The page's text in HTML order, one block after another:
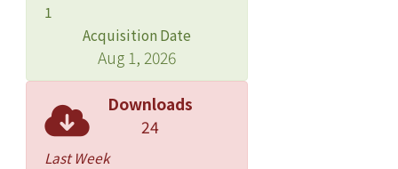
1
Acquisition Date
Aug 1, 2026
Downloads
24
Last Week